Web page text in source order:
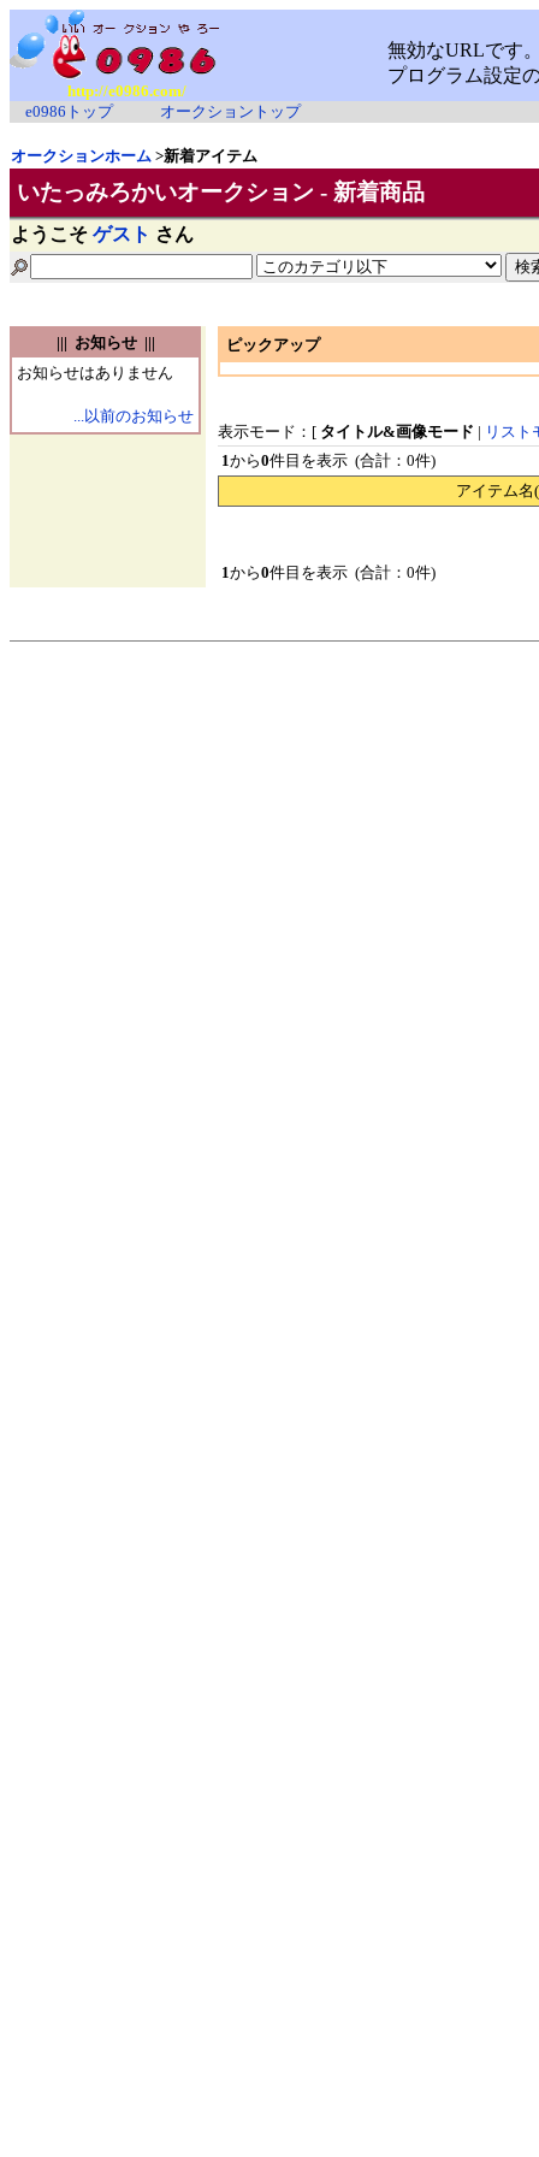
http://e0986.com/
e0986トップ
オークショントップ
オークションホーム >新着アイテム
いたっみろかいオークション - 新着商品
ようこそ ゲスト さん
||| お知らせ |||
お知らせはありません
...以前のお知らせ
ピックアップ
表示モード：[ タイトル&画像モード | リスト
1から0件目を表示 (合計：0件)
アイテム名
1から0件目を表示 (合計：0件)